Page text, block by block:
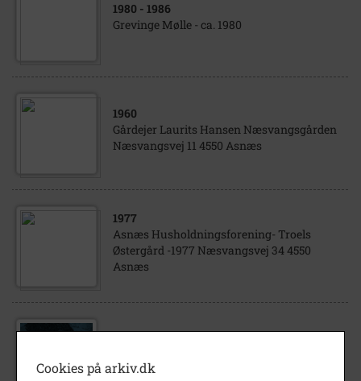
1980 - 1986
Grevinge Mølle - ca. 1980
1960
Gårdejer Laurits Hansen Næsvangsgården
Næsvangsvej 11 4550 Asnæs
1977
Asnæs Husholdningsforening- Troels
Østergård -1977 Næsvangsvej 34 4550
Asnæs
Næsvangsgård pr. Asnæs
Cookies på arkiv.dk